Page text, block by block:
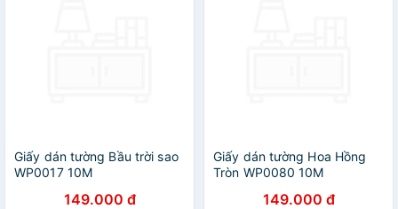
Giấy dán tường Bầu trời sao
WP0017 10M
149.000 đ
Giấy dán tường Hoa Hồng
Tròn WP0080 10M
149.000 đ